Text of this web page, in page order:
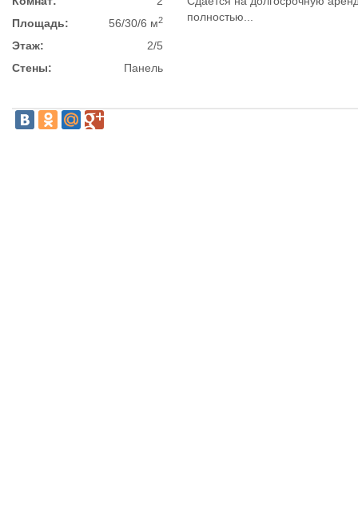
Площадь:
56/30/6 м2
Этаж:
2/5
Стены:
Панель
полностью...